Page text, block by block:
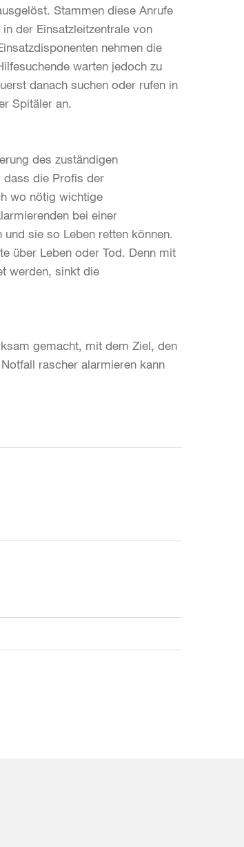
Stammen diese Anrufe
der Einsatzleitzentrale von
nehmen die
warten jedoch zu
danach suchen oder rufen in
Spitäler an.
des zuständigen
dass die Profis der
wo nötig wichtige
bei einer
sie so Leben retten können.
über Leben oder Tod. Denn mit
werden, sinkt die
gemacht, mit dem Ziel, den
rascher alarmieren kann